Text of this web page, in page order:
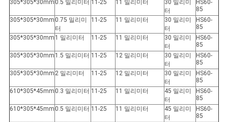
305*305*30mm 0.5 밀리미터 11-25 11 밀리미터
30 밀리미
터
HS60-
85
305*305*30mm 0.75 밀리미
터
11-25 11 밀리미터
30 밀리미
터
HS60-
85
305*305*30mm 1 밀리미터 11-25 11 밀리미터
30 밀리미
터
HS60-
85
305*305*30mm 1.5 밀리미터 11-25 12 밀리미터
30 밀리미
터
HS60-
85
305*305*30mm 2 밀리미터 11-25 12 밀리미터
30 밀리미
터
HS60-
85
610*305*45mm 0.3 밀리미터 11-25 11 밀리미터
45 밀리미
터
HS60-
85
610*305*45mm 0.5 밀리미터 11-25 11 밀리미터
45 밀리미
터
HS60-
85